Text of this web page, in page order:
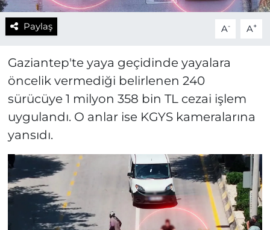
Paylaş A- A+
Gaziantep'te yaya geçidinde yayalara
öncelik vermediği belirlenen 240
sürücüye 1 milyon 358 bin TL cezai işlem
uygulandı. O anlar ise KGYS kameralarına
yansıdı.